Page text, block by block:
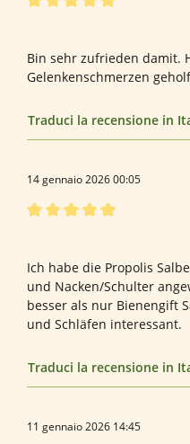
Bin sehr zufrieden damit.
Gelenkenschmerzen
Traduci la recensione in
14 gennaio 2026 00:05
Ich habe die Propolis
und Nacken/Schulter
besser als nur Bienengift
und Schläfen interessant.
Traduci la recensione in
11 gennaio 2026 14:45